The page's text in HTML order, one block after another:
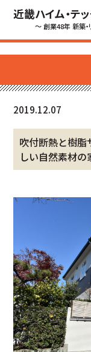
近畿ハイム・テ
～ 創業48年 新築
2019.12.07
吹付断熱と樹
しい自然素材